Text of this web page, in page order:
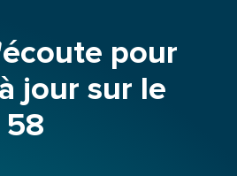
pour
jour sur le
58